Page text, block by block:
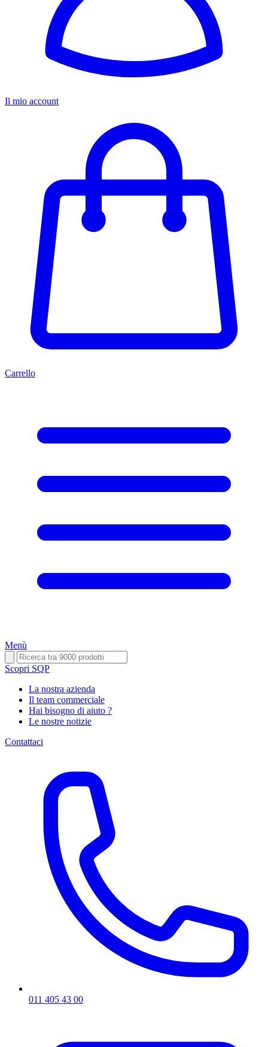
Il mio account
Carrello
Menù
Scopri SQP
La nostra azienda
Il team commerciale
Hai bisogno di aiuto ?
Le nostre notizie
Contattaci
011 405 43 00